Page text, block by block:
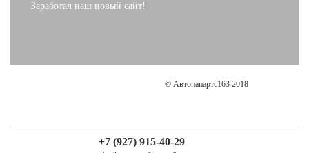
Заработал наш новый сайт!
© Автопапартс163 2018
+7 (927) 915-40-29